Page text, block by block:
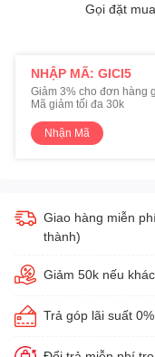
Gọi đặt mua
NHẬP MÃ: GICI5
Giảm 3% cho đơn hàng
Mã giảm tối đa 30k
Nhận Mã
Giao hàng miễn
thành)
Giảm 50k nếu
Trả góp lãi suất